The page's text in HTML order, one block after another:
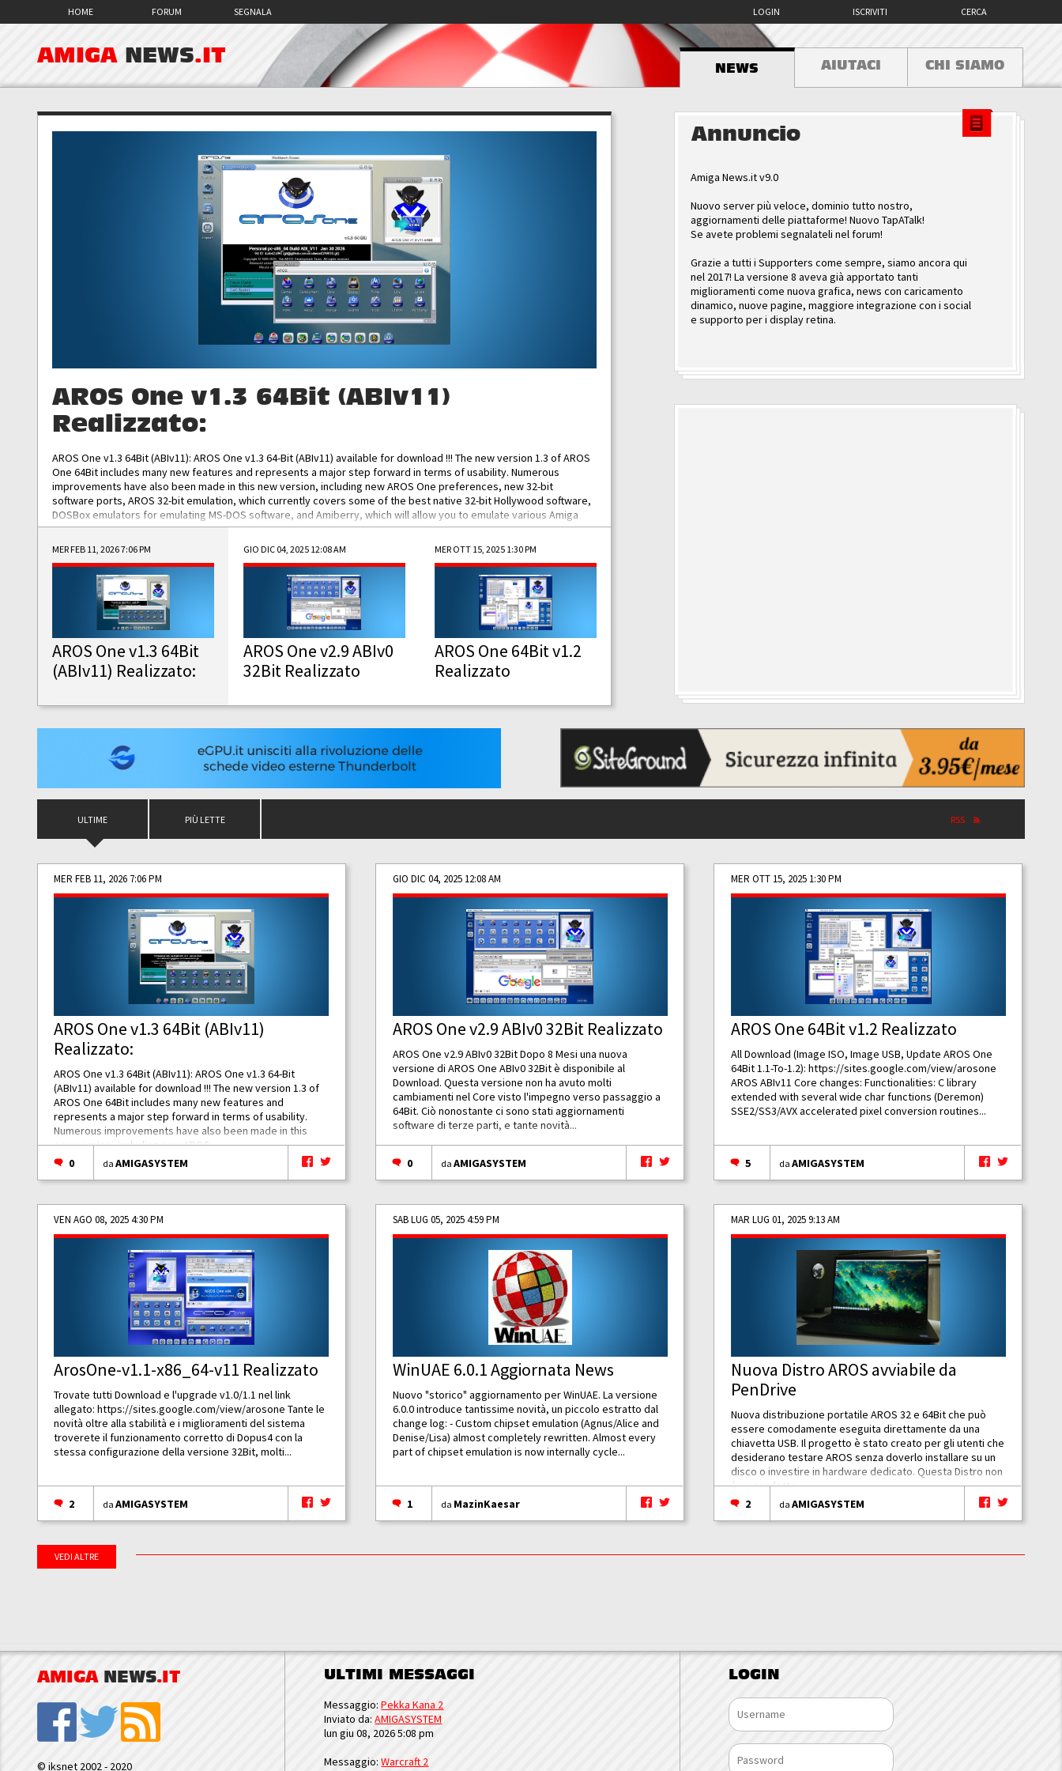
HOME FORUM SEGNALA CERCA
ISCRIVITI
LOGIN
AMIGA NEWS.IT
NEWS AIUTACI CHI SIAMO
AROS One v1.3 64Bit (ABIv11)
Realizzato:
AROS One v1.3 64Bit (ABIv11): AROS One v1.3 64-Bit (ABIv11) available for download !!! The new version 1.3 of AROS
One 64Bit includes many new features and represents a major step forward in terms of usability. Numerous
improvements have also been made in this new version, including new AROS One preferences, new 32-bit
software ports, AROS 32-bit emulation, which currently covers some of the best native 32-bit Hollywood software,
DOSBox emulators for emulating MS-DOS software, and Amiberry, which will allow you to emulate various Amiga
and AROS 68k models. AROS One v1.3 64-Bit-v11 ISO/IMG/: Download Functionalities: Improved...
MER FEB 11, 2026 7:06 PM
AROS One v1.3 64Bit
(ABIv11) Realizzato:
GIO DIC 04, 2025 12:08 AM
AROS One v2.9 ABIv0
32Bit Realizzato
MER OTT 15, 2025 1:30 PM
AROS One 64Bit v1.2
Realizzato
Annuncio
Amiga News.it v9.0
Nuovo server più veloce, dominio tutto nostro,
aggiornamenti delle piattaforme! Nuovo TapATalk!
Se avete problemi segnalateli nel forum!
Grazie a tutti i Supporters come sempre, siamo ancora qui
nel 2017! La versione 8 aveva già apportato tanti
miglioramenti come nuova grafica, news con caricamento
dinamico, nuove pagine, maggiore integrazione con i social
e supporto per i display retina.
ULTIME PIÙ LETTE RSS
MER FEB 11, 2026 7:06 PM
AROS One v1.3 64Bit (ABIv11)
Realizzato:
AROS One v1.3 64Bit (ABIv11): AROS One v1.3 64-Bit
(ABIv11) available for download !!! The new version 1.3 of
AROS One 64Bit includes many new features and
represents a major step forward in terms of usability.
Numerous improvements have also been made in this
new version, including new AROS...
0
daAMIGASYSTEM
GIO DIC 04, 2025 12:08 AM
AROS One v2.9 ABIv0 32Bit Realizzato
AROS One v2.9 ABIv0 32Bit Dopo 8 Mesi una nuova
versione di AROS One ABIv0 32Bit è disponibile al
Download. Questa versione non ha avuto molti
cambiamenti nel Core visto l'impegno verso passaggio a
64Bit. Ciò nonostante ci sono stati aggiornamenti
software di terze parti, e tante novità...
0 daAMIGASYSTEM
MER OTT 15, 2025 1:30 PM
AROS One 64Bit v1.2 Realizzato
All Download (Image ISO, Image USB, Update AROS One
64Bit 1.1-To-1.2): https://sites.google.com/view/arosone
AROS ABIv11 Core changes: Functionalities: C library
extended with several wide char functions (Deremon)
SSE2/SS3/AVX accelerated pixel conversion routines...
5 daAMIGASYSTEM
VEN AGO 08, 2025 4:30 PM
ArosOne-v1.1-x86_64-v11 Realizzato
Trovate tutti Download e l'upgrade v1.0/1.1 nel link
allegato:https://sites.google.com/view/arosone Tante le
novità oltre alla stabilità e i miglioramenti del sistema
troverete il funzionamento corretto di Dopus4 con la
stessa configurazione della versione 32Bit, molti...
2 daAMIGASYSTEM
SAB LUG 05, 2025 4:59 PM
WinUAE 6.0.1 Aggiornata News
Nuovo "storico" aggiornamento per WinUAE. La versione
6.0.0 introduce tantissime novità, un piccolo estratto dal
change log: - Custom chipset emulation (Agnus/Alice and
Denise/Lisa) almost completely rewritten. Almost every
part of chipset emulation is now internally cycle...
1 da MazinKaesar
MAR LUG 01, 2025 9:13 AM
Nuova Distro AROS avviabile da
PenDrive
Nuova distribuzione portatile AROS 32 e 64Bit che può
essere comodamente eseguita direttamente da una
chiavetta USB. Il progetto è stato creato per gli utenti che
desiderano testare AROS senza doverlo installare su un
disco o investire in hardware dedicato. Questa Distro non
è un prodotto...
2
daAMIGASYSTEM
VEDI ALTRE
AMIGA NEWS.IT
© iksnet 2002 - 2020
ULTIMI MESSAGGI
Messaggio:Pekka Kana 2
Inviato da:AMIGASYSTEM
lun giu 08, 2026 5:08 pm
Messaggio:Warcraft 2
LOGIN